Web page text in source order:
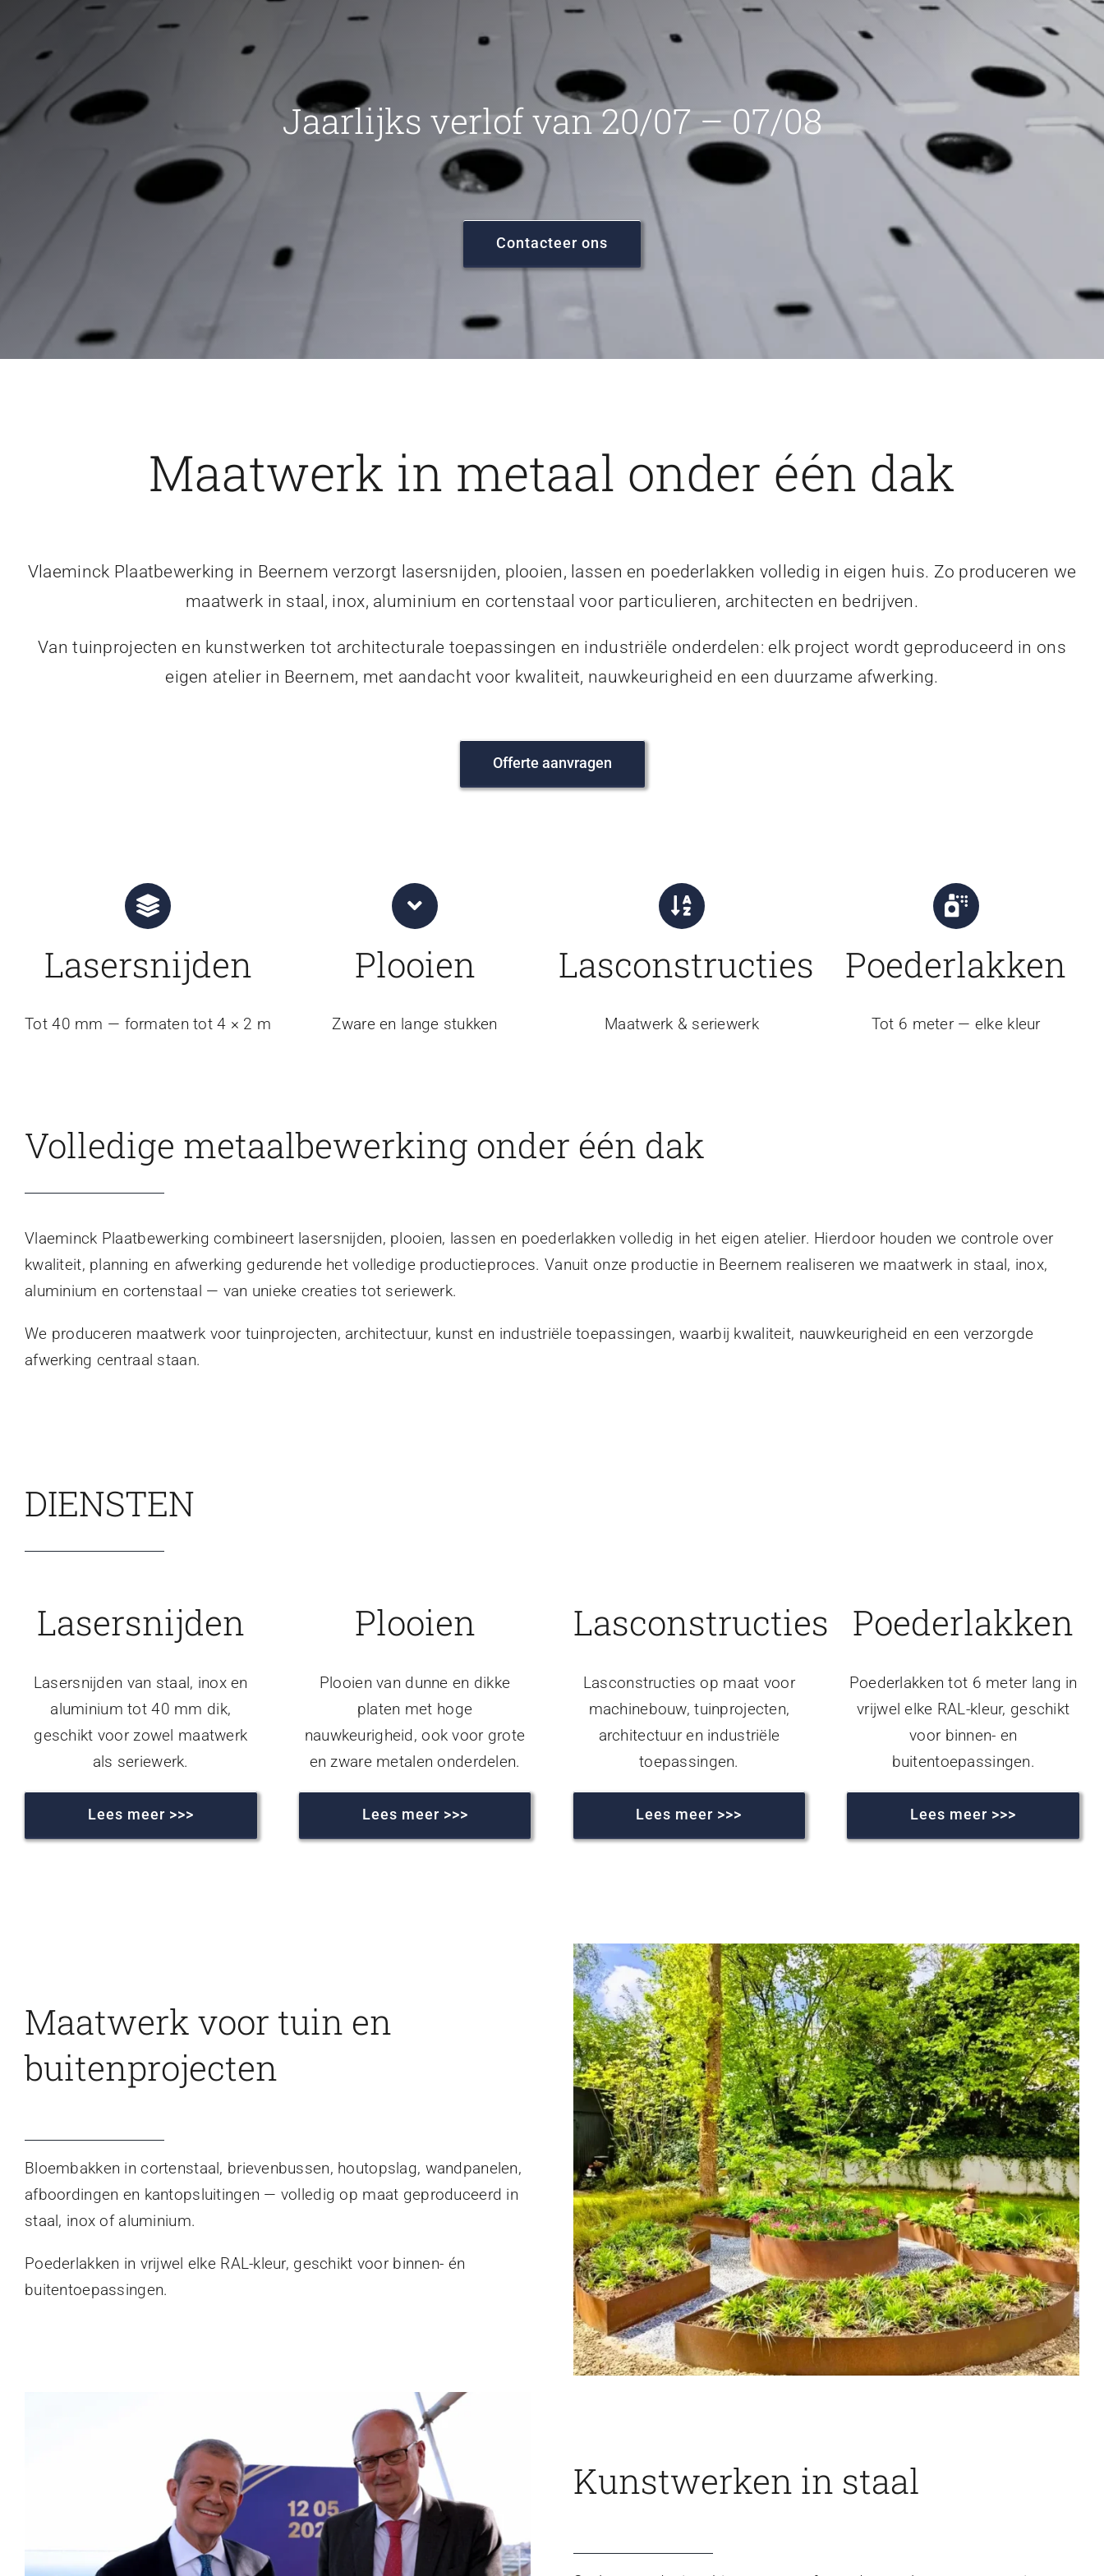
Jaarlijks verlof van 20/07 – 07/08
Contacteer ons
Maatwerk in metaal onder één dak
Vlaeminck Plaatbewerking in Beernem verzorgt lasersnijden, plooien, lassen en poederlakken volledig in eigen huis. Zo produceren we
maatwerk in staal, inox, aluminium en cortenstaal voor particulieren, architecten en bedrijven.
Van tuinprojecten en kunstwerken tot architecturale toepassingen en industriële onderdelen: elk project wordt geproduceerd in ons
eigen atelier in Beernem, met aandacht voor kwaliteit, nauwkeurigheid en een duurzame afwerking.
Offerte aanvragen
Lasersnijden
Tot 40 mm — formaten tot 4 × 2 m
Plooien
Zware en lange stukken
Lasconstructies
Maatwerk & seriewerk
Poederlakken
Tot 6 meter — elke kleur
Volledige metaalbewerking onder één dak
Vlaeminck Plaatbewerking combineert lasersnijden, plooien, lassen en poederlakken volledig in het eigen atelier. Hierdoor houden we controle over
kwaliteit, planning en afwerking gedurende het volledige productieproces. Vanuit onze productie in Beernem realiseren we maatwerk in staal, inox,
aluminium en cortenstaal — van unieke creaties tot seriewerk.
We produceren maatwerk voor tuinprojecten, architectuur, kunst en industriële toepassingen, waarbij kwaliteit, nauwkeurigheid en een verzorgde
afwerking centraal staan.
DIENSTEN
Lasersnijden
Lasersnijden van staal, inox en
aluminium tot 40 mm dik,
geschikt voor zowel maatwerk
als seriewerk.
Lees meer >>>
Plooien
Plooien van dunne en dikke
platen met hoge
nauwkeurigheid, ook voor grote
en zware metalen onderdelen.
Lees meer >>>
Lasconstructies
Lasconstructies op maat voor
machinebouw, tuinprojecten,
architectuur en industriële
toepassingen.
Lees meer >>>
Poederlakken
Poederlakken tot 6 meter lang in
vrijwel elke RAL-kleur, geschikt
voor binnen- en
buitentoepassingen.
Lees meer >>>
Maatwerk voor tuin en
buitenprojecten
Bloembakken in cortenstaal, brievenbussen, houtopslag, wandpanelen,
afboordingen en kantopsluitingen — volledig op maat geproduceerd in
staal, inox of aluminium.
Poederlakken in vrijwel elke RAL-kleur, geschikt voor binnen- én
buitentoepassingen.
Kunstwerken in staal